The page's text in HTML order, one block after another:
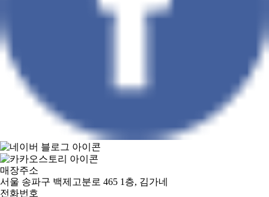
매장주소
서울 송파구 백제고분로 465 1층, 김가네
전화번호